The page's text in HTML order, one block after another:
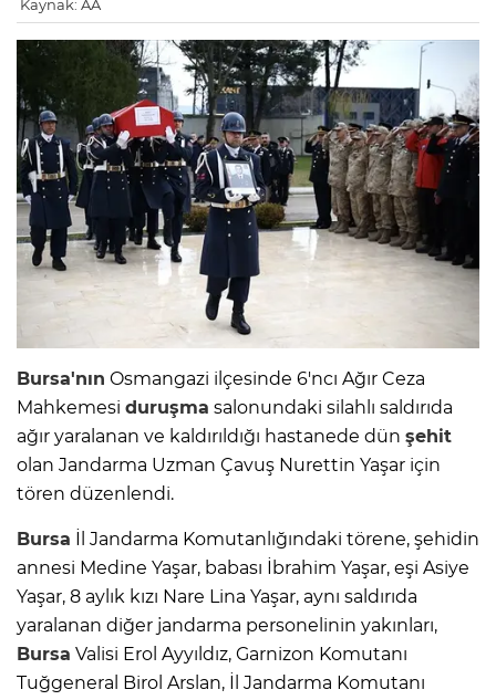
Kaynak: AA
Bursa'nın Osmangazi ilçesinde 6'ncı Ağır Ceza
Mahkemesi duruşma salonundaki silahlı saldırıda
ağır yaralanan ve kaldırıldığı hastanede dün şehit
olan Jandarma Uzman Çavuş Nurettin Yaşar için
tören düzenlendi.
Bursa İl Jandarma Komutanlığındaki törene, şehidin
annesi Medine Yaşar, babası İbrahim Yaşar, eşi Asiye
Yaşar, 8 aylık kızı Nare Lina Yaşar, aynı saldırıda
yaralanan diğer jandarma personelinin yakınları,
Bursa Valisi Erol Ayyıldız, Garnizon Komutanı
Tuğgeneral Birol Arslan, İl Jandarma Komutanı